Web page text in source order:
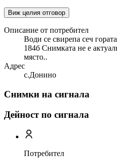
Виж целия отговор
Описание от потребител
Води се свирепа сеч
184б Снимката не е
място..
Адрес
с.Донино
Снимки на сигнала
Дейност по сигнала
Потребител